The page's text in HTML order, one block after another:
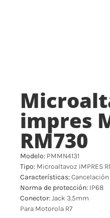
impres
RM730
Modelo: PMMN4131
Tipo: Microaltavoz IMPRES
Características:
Norma de protección: IP68
Conector:Jack 3.5mm
Para Motorola R7